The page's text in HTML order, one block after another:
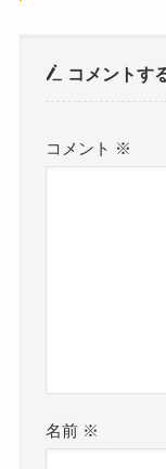
コメントす
コメント ※
名前 ※